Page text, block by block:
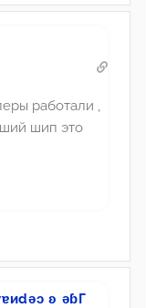
работали ,
шип это
ʚ ǝɓГ